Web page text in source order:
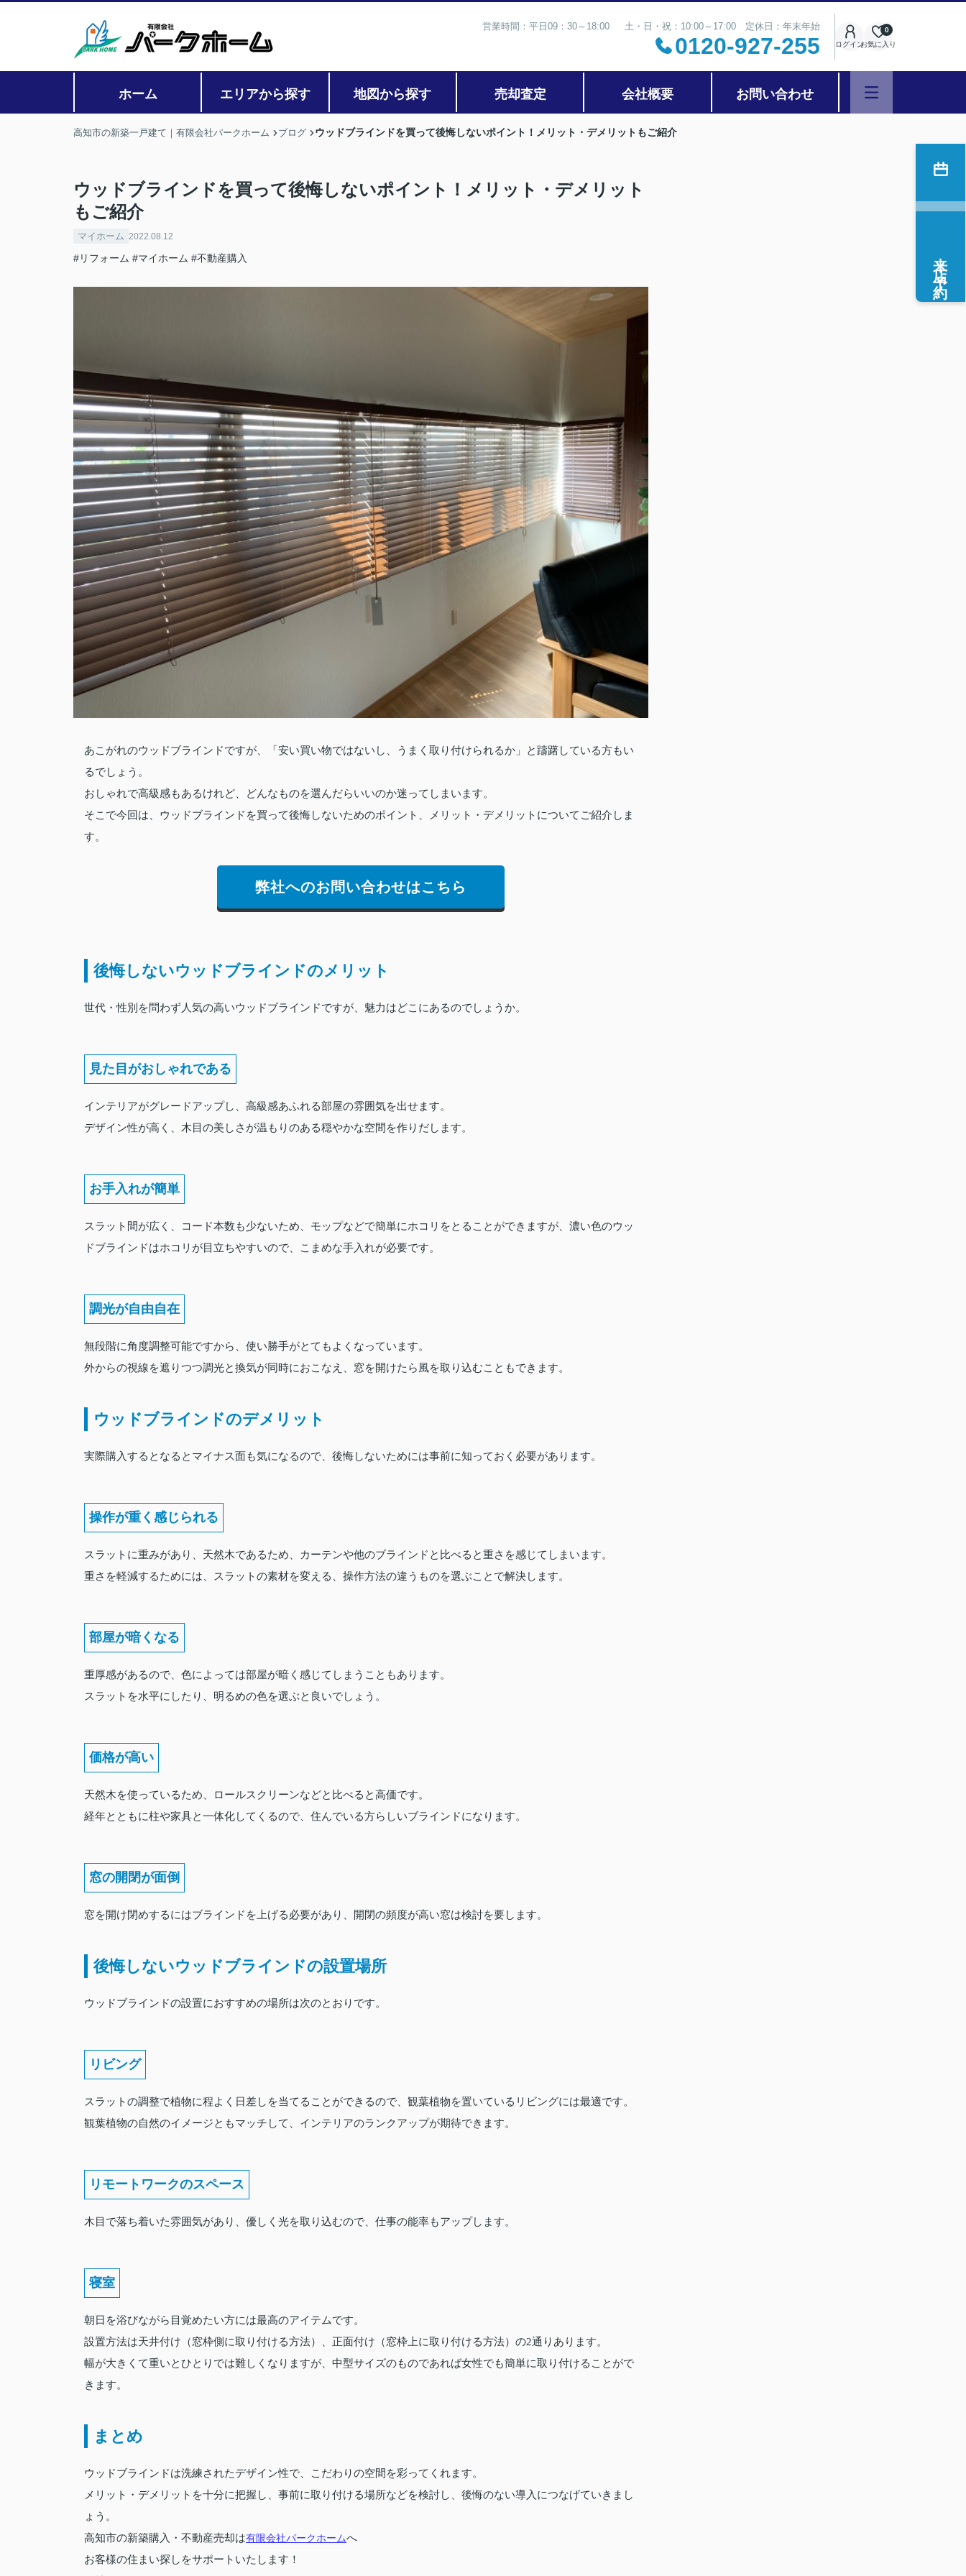
営業時間：平日09：30～18:00 土・日・祝：10:00～17:00 定休日：年末年始
0120-927-255 ログインお気に入り
0
ホーム エリアから探す 地図から探す 売却査定 会社概要 お問い合わせ
高知市の新築一戸建て｜有限会社パークホーム ブログ ウッドブラインドを買って後悔しないポイント！メリット・デメリットもご紹介
ウッドブラインドを買って後悔しないポイント！メリット・デメリット
もご紹介
マイホーム 2022.08.12
#リフォーム #マイホーム #不動産購入
あこがれのウッドブラインドですが、「安い買い物ではないし、うまく取り付けられるか」と躊躇している方もい
るでしょう。
おしゃれで高級感もあるけれど、どんなものを選んだらいいのか迷ってしまいます。
そこで今回は、ウッドブラインドを買って後悔しないためのポイント、メリット・デメリットについてご紹介しま
す。
弊社へのお問い合わせはこちら
後悔しないウッドブラインドのメリット
世代・性別を問わず人気の高いウッドブラインドですが、魅力はどこにあるのでしょうか。
見た目がおしゃれである
インテリアがグレードアップし、高級感あふれる部屋の雰囲気を出せます。
デザイン性が高く、木目の美しさが温もりのある穏やかな空間を作りだします。
お手入れが簡単
スラット間が広く、コード本数も少ないため、モップなどで簡単にホコリをとることができますが、濃い色のウッ
ドブラインドはホコリが目立ちやすいので、こまめな手入れが必要です。
調光が自由自在
無段階に角度調整可能ですから、使い勝手がとてもよくなっています。
外からの視線を遮りつつ調光と換気が同時におこなえ、窓を開けたら風を取り込むこともできます。
ウッドブラインドのデメリット
実際購入するとなるとマイナス面も気になるので、後悔しないためには事前に知っておく必要があります。
操作が重く感じられる
スラットに重みがあり、天然木であるため、カーテンや他のブラインドと比べると重さを感じてしまいます。
重さを軽減するためには、スラットの素材を変える、操作方法の違うものを選ぶことで解決します。
部屋が暗くなる
重厚感があるので、色によっては部屋が暗く感じてしまうこともあります。
スラットを水平にしたり、明るめの色を選ぶと良いでしょう。
価格が高い
天然木を使っているため、ロールスクリーンなどと比べると高価です。
経年とともに柱や家具と一体化してくるので、住んでいる方らしいブラインドになります。
窓の開閉が面倒
窓を開け閉めするにはブラインドを上げる必要があり、開閉の頻度が高い窓は検討を要します。
後悔しないウッドブラインドの設置場所
ウッドブラインドの設置におすすめの場所は次のとおりです。
リビング
スラットの調整で植物に程よく日差しを当てることができるので、観葉植物を置いているリビングには最適です。
観葉植物の自然のイメージともマッチして、インテリアのランクアップが期待できます。
リモートワークのスペース
木目で落ち着いた雰囲気があり、優しく光を取り込むので、仕事の能率もアップします。
寝室
朝日を浴びながら目覚めたい方には最高のアイテムです。
設置方法は天井付け（窓枠側に取り付ける方法）、正面付け（窓枠上に取り付ける方法）の2通りあります。
幅が大きくて重いとひとりでは難しくなりますが、中型サイズのものであれば女性でも簡単に取り付けることがで
きます。
まとめ
ウッドブラインドは洗練されたデザイン性で、こだわりの空間を彩ってくれます。
メリット・デメリットを十分に把握し、事前に取り付ける場所などを検討し、後悔のない導入につなげていきまし
ょう。
高知市の新築購入・不動産売却は有限会社パークホームへ
お客様の住まい探しをサポートいたします！
来店予約